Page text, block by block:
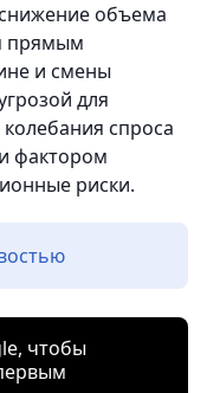
объема
прямым
и смены
для
спроса
фактором
риски.
чтобы